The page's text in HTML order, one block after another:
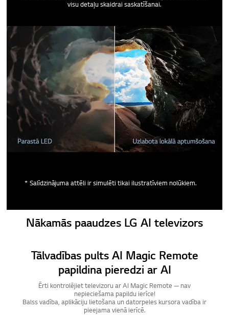
visu detaļu skaidrai saskatīšanai.
* Salīdzinājuma attēli ir simulēti tikai ilustratīviem nolūkiem.
Nākamās paaudzes LG AI televizors
Tālvadības pults AI Magic Remote
papildina pieredzi ar AI
Ērti kontrolējiet televizoru ar AI Magic Remote — nav
nepieciešama papildu ierīce!
Balss vadība, aplikāciju lietošana un datorpeles kursora vadība ir
pieejama vienā ierīcē.